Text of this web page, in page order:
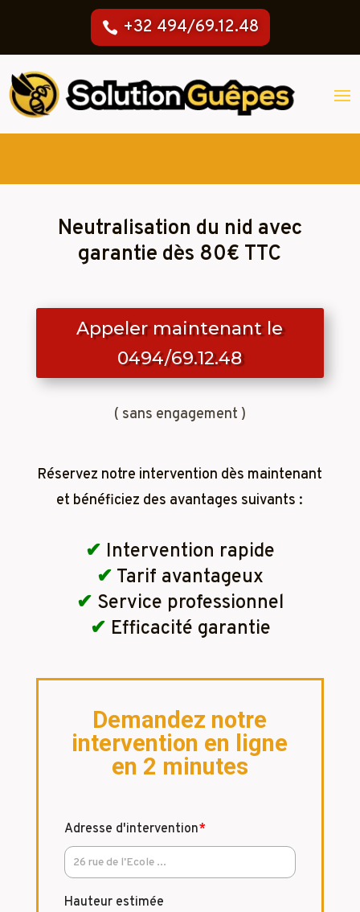
+32 494/69.12.48
Neutralisation du nid avec
garantie dès 80€ TTC
Appeler maintenant le
0494/69.12.48
( sans engagement )
Réservez notre intervention dès maintenant
et bénéficiez des avantages suivants :
✔ Intervention rapide
✔ Tarif avantageux
✔ Service professionnel
✔ Efficacité garantie
Demandez notre
intervention en ligne
en 2 minutes
Adresse d'intervention*
Hauteur estimée